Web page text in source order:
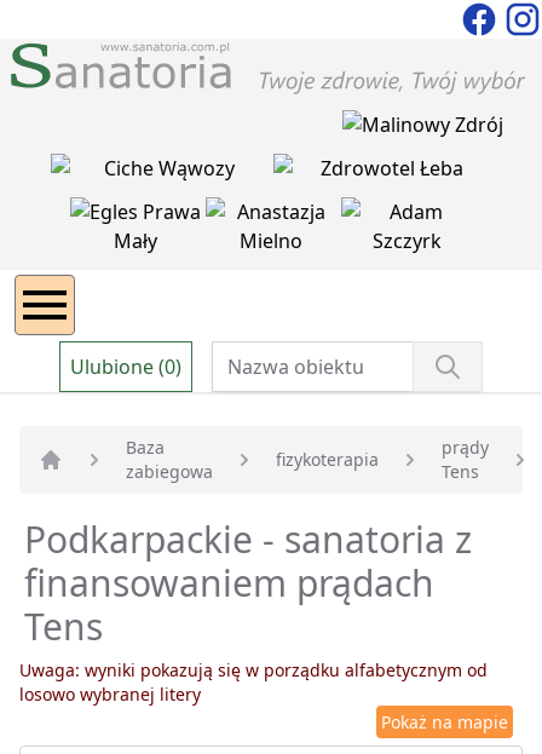
Ulubione (0)
Strona główna
Baza
zabiegowa
fizykoterapia
prądy
Tens
Podkarpackie - sanatoria z
finansowaniem prądach
Tens
Uwaga: wyniki pokazują się w porządku alfabetycznym od
losowo wybranej litery
Pokaż na mapie